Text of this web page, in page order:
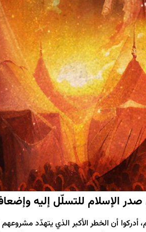
الإسلام للتسلّل إليه
أن الخطر الأكبر الذي يتهدّد